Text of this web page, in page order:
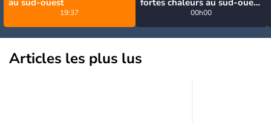
au sud-ouest
19:37
fortes chaleurs au sud-ouest
avant des orages, jusqu'à
39°C
00h00
Articles les plus lus